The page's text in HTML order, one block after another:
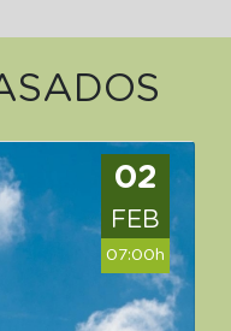
02
FEB
07:00h